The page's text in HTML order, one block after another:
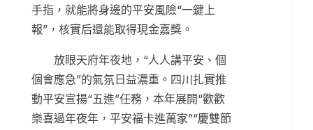
手指，就能將身邊的平安風險“一鍵上
報”，核實后還能取得現金嘉獎。
放眼天府年夜地，“人人講平安、個
個會應急”的氣氛日益濃重。四川扎實推
動平安宣揚“五進”任務，本年展開“歡歡
樂喜過年夜年，平安福卡進萬家”“慶雙節